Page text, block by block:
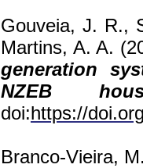
Gouveia, J. R.,
Martins, A. A.
generation
NZEB
doi:https://
Branco-Vieira,